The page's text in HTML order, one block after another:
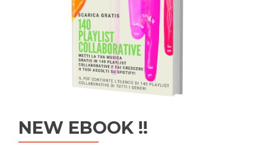
NEW EBOOK !!